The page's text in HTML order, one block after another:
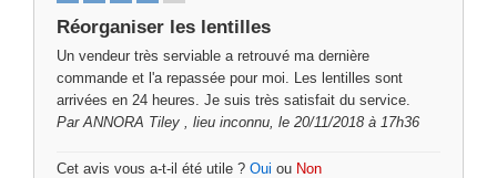
Réorganiser les lentilles
Un vendeur très serviable a retrouvé ma dernière
commande et l'a repassée pour moi. Les lentilles sont
arrivées en 24 heures. Je suis très satisfait du service.
ParANNORA Tiley , lieu inconnu, le 20/11/2018 à 17h36
Cet avis vous a-t-il été utile ? Oui ou Non